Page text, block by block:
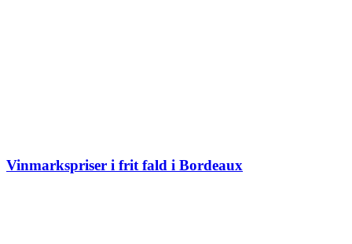
Vinmarkspriser i frit fald i Bordeaux